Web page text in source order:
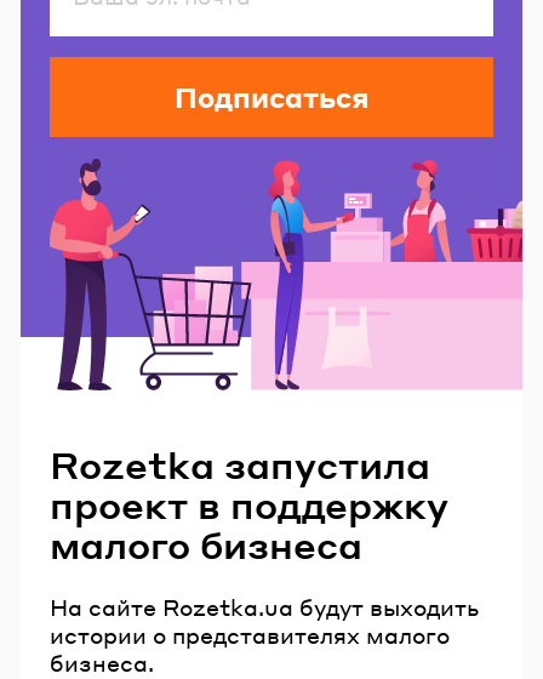
Подписаться
Rozetka запустила
проект в поддержку
малого бизнеса
На сайте Rozetka.ua будут выходить
истории о представителях малого
бизнеса.